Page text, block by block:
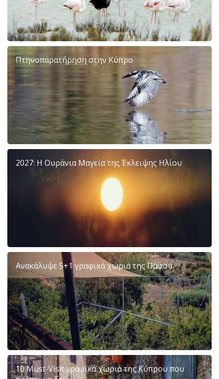
Πτηνοπαρατήρηση στην Κύπρο
2027: Η Ουράνια Μαγεία της Έκλειψης Ηλίου
Ανακάλυψε 5+1 γραφικά χωριά της Πάφου
10 Must-Visit γραφικά χωριά της Κύπρου που